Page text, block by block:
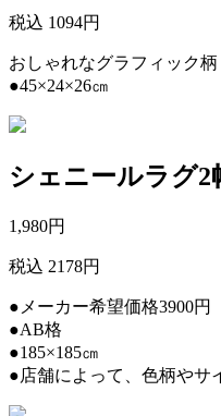
税込 1094円
おしゃれなグラフィック柄
●45×24×26㎝
シェニールラグ2
1,980円
税込 2178円
●メーカー希望価格3900円
●AB格
●185×185㎝
●店舗によって、色柄やサ